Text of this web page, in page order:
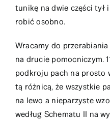
tunikę na dwie części tył
robić osobno.
Wracamy do
na drucie pomocniczym.
podkroju pach na prosto
tą różnicą, że wszystkie
na lewo a nieparzyste
według Schematu II na